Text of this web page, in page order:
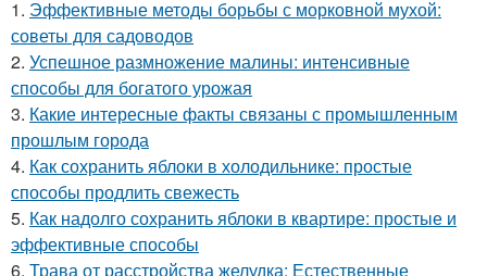
1. Эффективные методы борьбы с морковной мухой:
советы для садоводов
2. Успешное размножение малины: интенсивные
способы для богатого урожая
3. Какие интересные факты связаны с промышленным
прошлым города
4. Как сохранить яблоки в холодильнике: простые
способы продлить свежесть
5. Как надолго сохранить яблоки в квартире: простые и
эффективные способы
6. Трава от расстройства желудка: Естественные